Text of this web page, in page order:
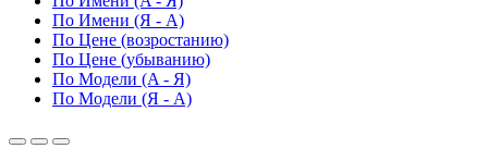
По Имени (Я - A)
По Цене (возростанию)
По Цене (убыванию)
По Модели (A - Я)
По Модели (Я - A)